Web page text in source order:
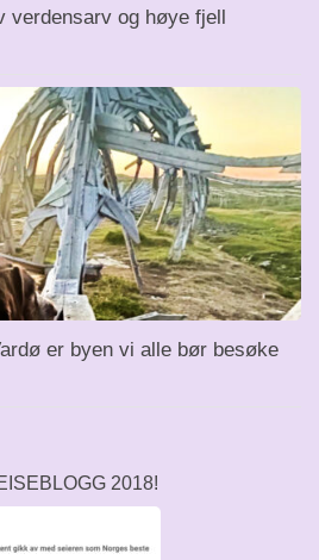
verdensarv og høye fjell
er byen vi alle bør besøke
2018!